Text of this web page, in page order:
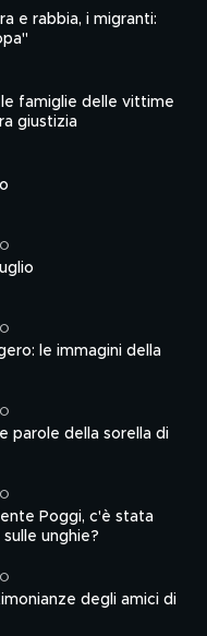
e rabbia, i migranti:
le famiglie delle vittime
giustizia
le immagini della
parole della sorella di
Poggi, c'è stata
unghie?
degli amici di